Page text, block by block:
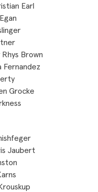
Earl
Brown
Fernandez
Grocke
Jaubert